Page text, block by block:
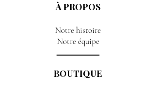
À PROPOS
Notre histoire
Notre équipe
BOUTIQUE